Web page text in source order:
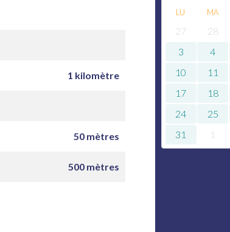
1 kilomètre
50 mètres
500 mètres
LU MA
27 28
3
4
10
11
17
18
24
25
31
1